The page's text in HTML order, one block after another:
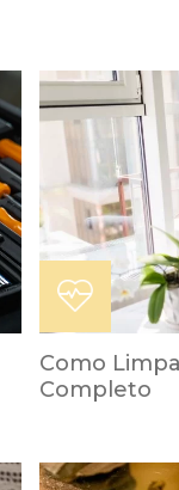
Como
Completo